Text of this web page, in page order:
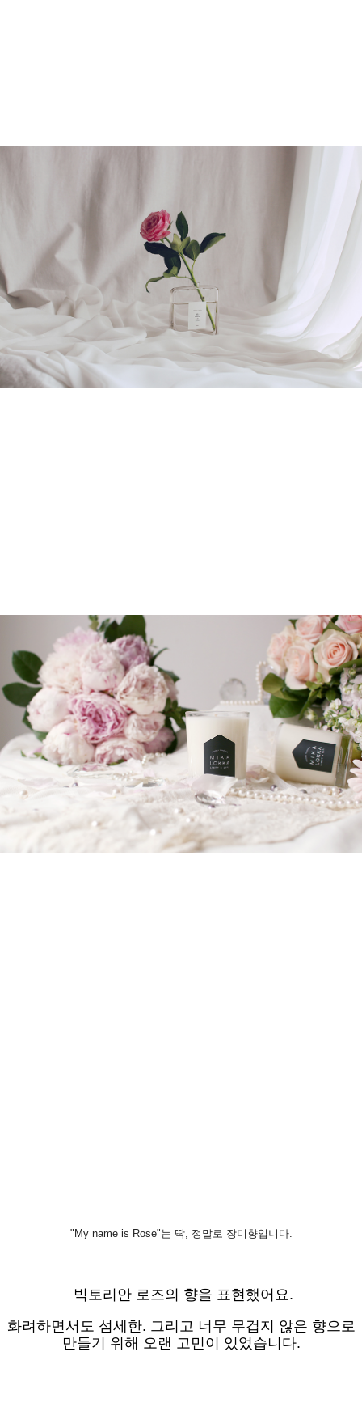
"My name is Rose"는 딱, 정말로 장미향입니다.
빅토리안 로즈의 향을 표현했어요.
화려하면서도 섬세한. 그리고 너무 무겁지 않은 향으로
만들기 위해 오랜 고민이 있었습니다.